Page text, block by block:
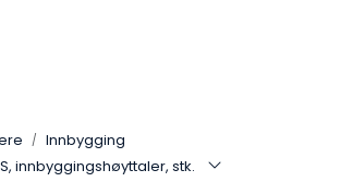
Innbygging
innbyggingshøyttaler, stk.